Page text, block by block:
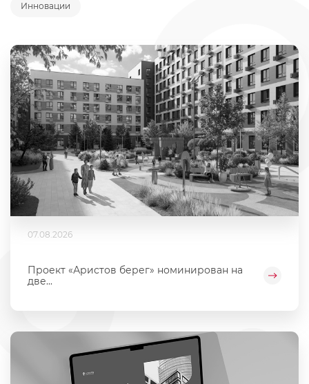
Инновации
07.08.2026
Проект «Аристов берег» номинирован на
две...